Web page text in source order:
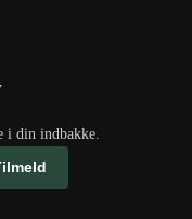
i din indbakke.